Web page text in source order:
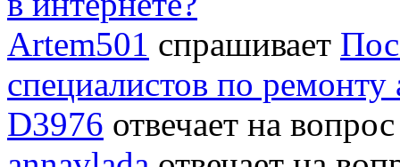
Artem501 спрашивает
специалистов по
D3976 отвечает на